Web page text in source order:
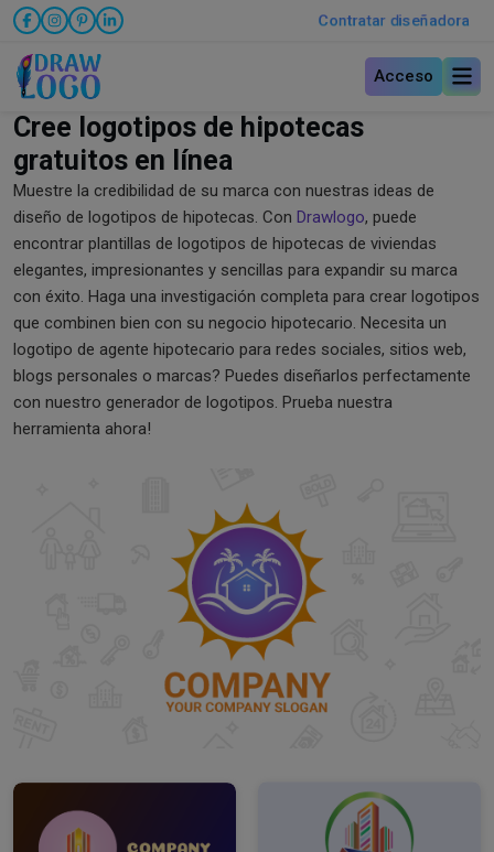
Contratar diseñadora
Acceso
Cree logotipos de hipotecas
gratuitos en línea
Muestre la credibilidad de su marca con nuestras ideas de
diseño de logotipos de hipotecas. Con Drawlogo, puede
encontrar plantillas de logotipos de hipotecas de viviendas
elegantes, impresionantes y sencillas para expandir su marca
con éxito. Haga una investigación completa para crear logotipos
que combinen bien con su negocio hipotecario. Necesita un
logotipo de agente hipotecario para redes sociales, sitios web,
blogs personales o marcas? Puedes diseñarlos perfectamente
con nuestro generador de logotipos. Prueba nuestra
herramienta ahora!